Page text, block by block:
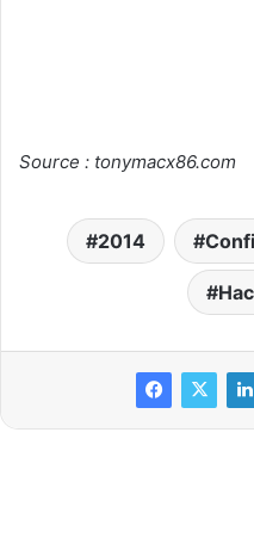
Source : tonymacx86.com
2014